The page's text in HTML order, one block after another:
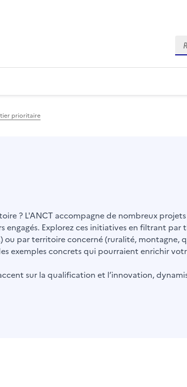
prioritaire
? L'ANCT accompagne de nombreux
engagés. Explorez ces initiatives en filtrant par
ou par territoire concerné (ruralité, montagne,
exemples concrets qui pourraient enrichir
sur la qualification et l’innovation,